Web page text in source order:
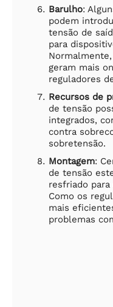
Barulho:
podem
tensão de
para
geram mais
reguladores
Recursos de
de tensão
integrados,
contra
sobretensão.
Montagem:
de tensão
resfriado
Como os
mais
problemas